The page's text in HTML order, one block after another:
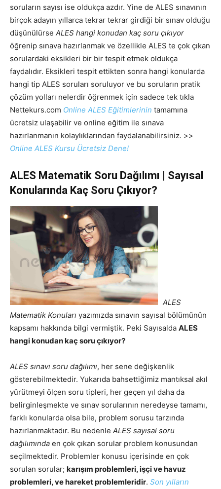
soruların sayısı ise oldukça azdır. Yine de ALES sınavının
birçok adayın yıllarca tekrar tekrar girdiği bir sınav olduğu
düşünülürse ALES hangi konudan kaç soru çıkıyor
öğrenip sınava hazırlanmak ve özellikle ALES te çok çıkan
sorulardaki eksikleri bir bir tespit etmek oldukça
faydalıdır. Eksikleri tespit ettikten sonra hangi konularda
hangi tip ALES soruları soruluyor ve bu soruların pratik
çözüm yolları nelerdir öğrenmek için sadece tek tıkla
Nettekurs.com Online ALES Eğitimlerinin tamamına
ücretsiz ulaşabilir ve online eğitim ile sınava
hazırlanmanın kolaylıklarından faydalanabilirsiniz. >>
Online ALES Kursu Ücretsiz Dene!
ALES Matematik Soru Dağılımı | Sayısal
Konularında Kaç Soru Çıkıyor?
ALES
Matematik Konuları yazımızda sınavın sayısal bölümünün
kapsamı hakkında bilgi vermiştik. Peki Sayısalda ALES
hangi konudan kaç soru çıkıyor?
ALES sınavı soru dağılımı, her sene değişkenlik
gösterebilmektedir. Yukarıda bahsettiğimiz mantıksal akıl
yürütmeyi ölçen soru tipleri, her geçen yıl daha da
belirginleşmekte ve sınav sorularının neredeyse tamamı,
farklı konularda olsa bile, problem sorusu tarzında
hazırlanmaktadır. Bu nedenle ALES sayısal soru
dağılımında en çok çıkan sorular problem konusundan
seçilmektedir. Problemler konusu içerisinde en çok
sorulan sorular; karışım problemleri, işçi ve havuz
problemleri, ve hareket problemleridir. Son yılların